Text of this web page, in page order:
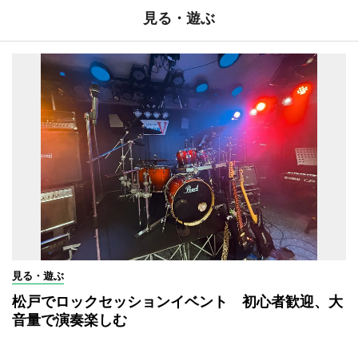
見る・遊ぶ
見る・遊ぶ
松戸でロックセッションイベント 初心者歓迎、大
音量で演奏楽しむ